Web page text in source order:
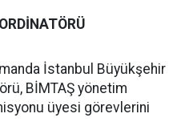
İstanbul Büyükşehir
BİMTAŞ yönetim
üyesi görevlerini